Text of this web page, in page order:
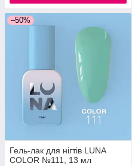
–50%
Гель-лак для нігтів LUNA
COLOR №111, 13 мл